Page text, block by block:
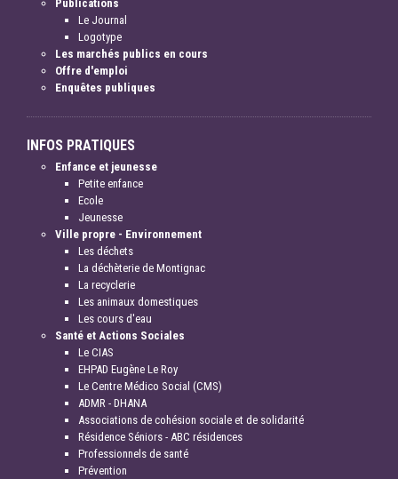
Publications
Le Journal
Logotype
Les marchés publics en cours
Offre d'emploi
Enquêtes publiques
INFOS PRATIQUES
Enfance et jeunesse
Petite enfance
Ecole
Jeunesse
Ville propre - Environnement
Les déchets
La déchèterie de Montignac
La recyclerie
Les animaux domestiques
Les cours d'eau
Santé et Actions Sociales
Le CIAS
EHPAD Eugène Le Roy
Le Centre Médico Social (CMS)
ADMR - DHANA
Associations de cohésion sociale et de solidarité
Résidence Séniors - ABC résidences
Professionnels de santé
Prévention